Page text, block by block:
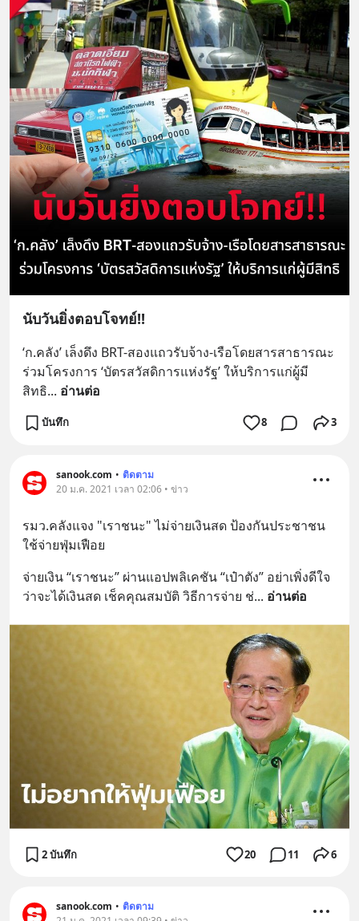
นับวันยิ่งตอบโจทย์!!
‘ก.คลัง’ เล็งดึง BRT-สองแถวรับจ้าง-เรือโดยสารสาธารณะ
ร่วมโครงการ ‘บัตรสวัสดิการแห่งรัฐ’ ให้บริการแก่ผู้มี
สิทธิ... อ่านต่อ
บันทึก 8 3
sanook.com • ติดตาม
20 ม.ค. 2021 เวลา 02:06 • ข่าว
รมว.คลังแจง "เราชนะ" ไม่จ่ายเงินสด ป้องกันประชาชน
ใช้จ่ายฟุ่มเฟือย
จ่ายเงิน “เราชนะ” ผ่านแอปพลิเคชัน “เป๋าตัง” อย่าเพิ่งดีใจ
ว่าจะได้เงินสด เช็คคุณสมบัติ วิธีการจ่าย ช่... อ่านต่อ
2 บันทึก 20 11 6
sanook.com • ติดตาม